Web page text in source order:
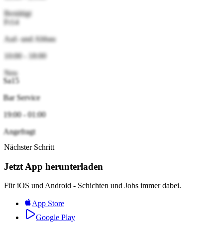
Bestätigt
Fr14
Auf- und Abbau
10:00 - 18:00
Neu
Sa15
Bar Service
19:00 - 01:00
Angefragt
Nächster Schritt
Jetzt App herunterladen
Für iOS undAndroid - Schichten und Jobs immer dabei.
App Store
Google Play